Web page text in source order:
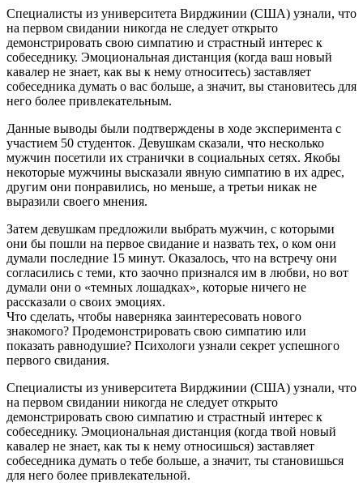
Специалисты из университета Вирджинии (США) узнали, что
на первом свидании никогда не следует открыто
демонстрировать свою симпатию и страстный интерес к
собеседнику. Эмоциональная дистанция (когда ваш новый
кавалер не знает, как вы к нему относитесь) заставляет
собеседника думать о вас больше, а значит, вы становитесь для
него более привлекательным.
Данные выводы были подтверждены в ходе эксперимента с
участием 50 студенток. Девушкам сказали, что несколько
мужчин посетили их странички в социальных сетях. Якобы
некоторые мужчины высказали явную симпатию в их адрес,
другим они понравились, но меньше, а третьи никак не
выразили своего мнения.
Затем девушкам предложили выбрать мужчин, с которыми
они бы пошли на первое свидание и назвать тех, о ком они
думали последние 15 минут. Оказалось, что на встречу они
согласились с теми, кто заочно признался им в любви, но вот
думали они о «темных лошадках», которые ничего не
рассказали о своих эмоциях.
Что сделать, чтобы наверняка заинтересовать нового
знакомого? Продемонстрировать свою симпатию или
показать равнодушие? Психологи узнали секрет успешного
первого свидания.
Специалисты из университета Вирджинии (США) узнали, что
на первом свидании никогда не следует открыто
демонстрировать свою симпатию и страстный интерес к
собеседнику. Эмоциональная дистанция (когда твой новый
кавалер не знает, как ты к нему относишься) заставляет
собеседника думать о тебе больше, а значит, ты становишься
для него более привлекательной.